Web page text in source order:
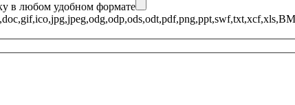
в любом удобном формате